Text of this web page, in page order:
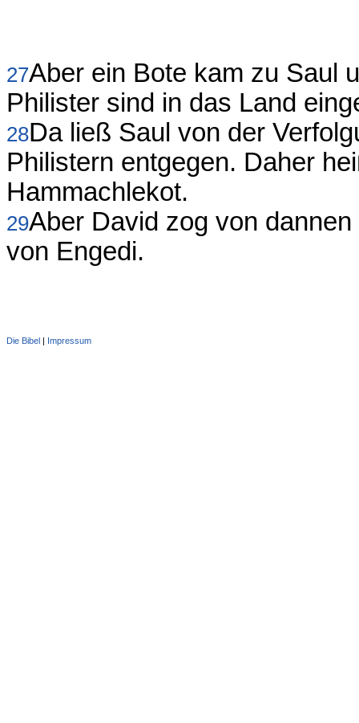
27Aber ein Bote kam zu Saul
Philister sind in das Land
28Da ließ Saul von der
Philistern entgegen. Daher
Hammachlekot.
29Aber David zog von
von Engedi.
Die Bibel Impressum